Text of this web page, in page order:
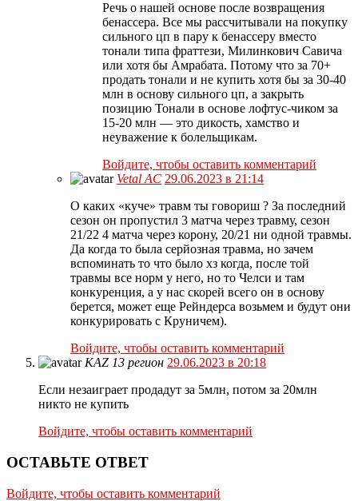
Речь о нашей основе после возвращения
бенассера. Все мы рассчитывали на покупку
сильного цп в пару к бенассеру вместо
тонали типа фраттези, Милинкович Савича
или хотя бы Амрабата. Потому что за 70+
продать тонали и не купить хотя бы за 30-40
млн в основу сильного цп, а закрыть
позицию Тонали в основе лофтус-чиком за
15-20 млн — это дикость, хамство и
неуважение к болельщикам.
Войдите, чтобы оставить комментарий
Vetal AC 29.06.2023 в 21:14
О каких «куче» травм ты говориш ? За последний
сезон он пропустил 3 матча через травму, сезон
21/22 4 матча через корону, 20/21 ни одной травмы.
Да когда то была серйозная травма, но зачем
вспоминать то что было хз когда, после той
травмы все норм у него, но то Челси и там
конкуренция, а у нас скорей всего он в основу
берется, может еще Рейндерса возьмем и будут они
конкурировать с Круничем).
Войдите, чтобы оставить комментарий
KAZ 13 регион 29.06.2023 в 20:18
Если незаиграет продадут за 5млн, потом за 20млн
никто не купить
Войдите, чтобы оставить комментарий
ОСТАВЬТЕ ОТВЕТ
Войдите, чтобы оставить комментарий